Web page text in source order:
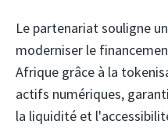
Le partenariat souligne
moderniser le
Afrique grâce à la
actifs numériques,
la liquidité et